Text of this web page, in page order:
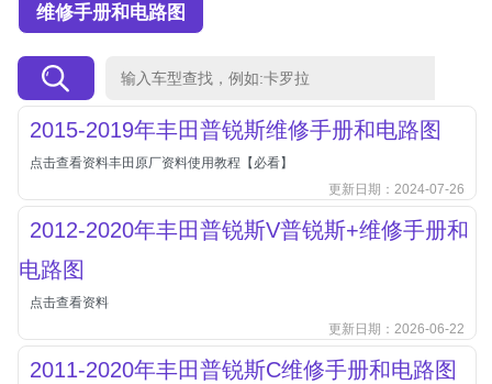
北京越野车
北汽制造
奔腾
奔驰
维修手册和电路图
2015-2019年丰田普锐斯维修手册和电路图
点击查看资料丰田原厂资料使用教程【必看】
更新日期：2024-07-26
2012-2020年丰田普锐斯V普锐斯+维修手册和
电路图
点击查看资料
更新日期：2026-06-22
2011-2020年丰田普锐斯C维修手册和电路图